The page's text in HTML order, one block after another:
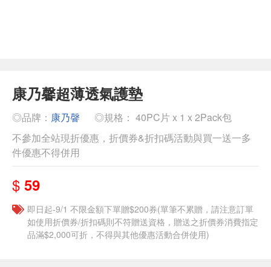
康乃馨超薄透氣護墊
◎品牌： 康乃韾
◎規格： 40PC片 x 1 x 2Pack包
不參加全站現折優惠，折價券&折扣碼活動與買一送一多
件優惠不得併用
$ 59
即日起-9/1 不限金額下單贈$200券(單筆不累贈，請注意訂單
如使用折價券/折扣碼則不符贈送資格，贈送之折價券消費指定
品滿$2,000可折，不得與其他優惠活動合併使用)